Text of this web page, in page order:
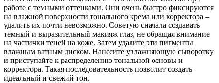
работе с темными оттенками. Они очень быстро фиксируются
на влажной поверхности тонального крема или корректора –
удалить их почти невозможно. Советую сначала создавать
темный и выразительный макияж глаз, не обращая внимание
на частички теней на коже. Затем удалите эти пигменты
влажным ватным диском. Нанесите увлажняющую сыворотку
и приступайте к распределению тональной основы и
корректора. Такая последовательность позволит создать
идеальный и свежий тон.